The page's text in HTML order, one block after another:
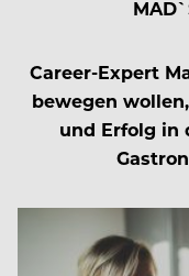
Career-Expert
bewegen
und Erfolg in